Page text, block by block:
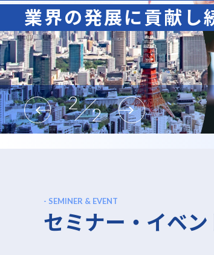
1
2
業界の発展に貢献し
- SEMINER & EVENT
セミナー・イベン